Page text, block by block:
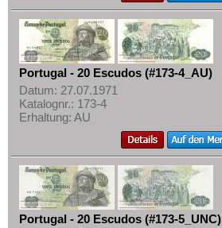
Portugal - 20 Escudos (#173-4_AU)
Datum: 27.07.1971
Katalognr.: 173-4
Erhaltung: AU
Portugal - 20 Escudos (#173-5_UNC)